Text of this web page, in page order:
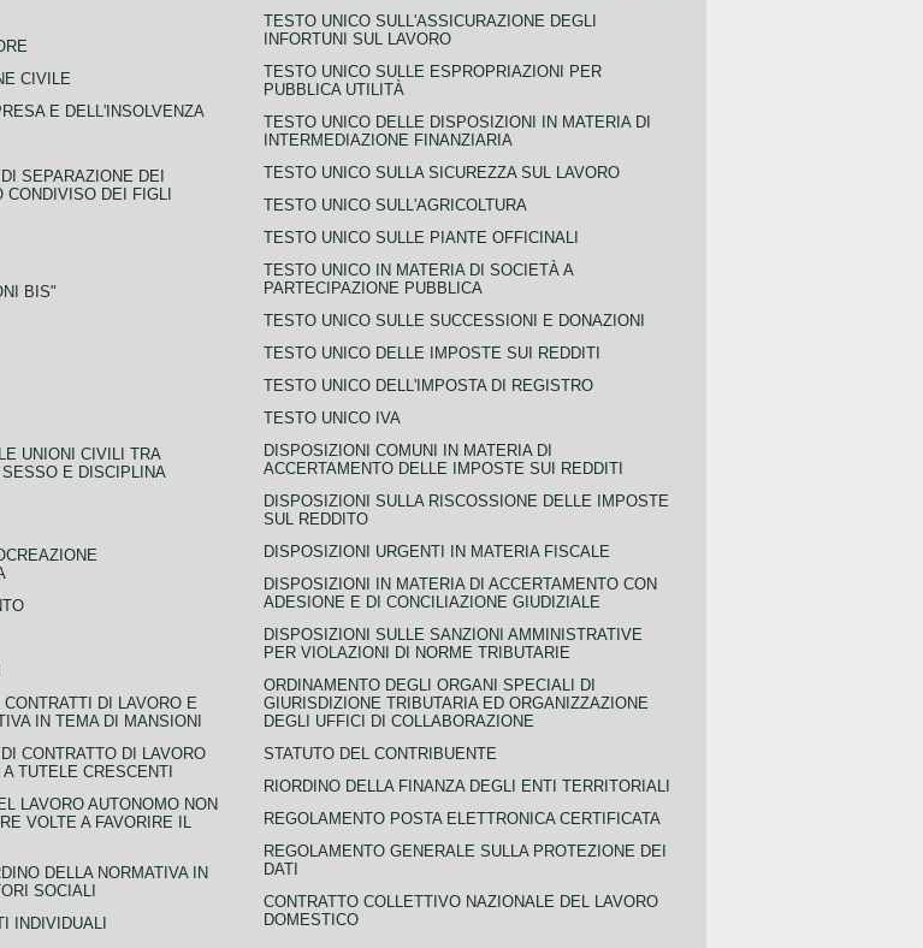
CIVILE
E DELL'INSOLVENZA
SEPARAZIONE DEI
DEI FIGLI
BIS"
UNIONI CIVILI TRA
E DISCIPLINA
DI LAVORO E
IN TEMA DI MANSIONI
CONTRATTO DI LAVORO
TUTELE CRESCENTI
LAVORO AUTONOMO NON
VOLTE A FAVORIRE IL
DELLA NORMATIVA IN
SOCIALI
INDIVIDUALI
TESTO UNICO SULL'ASSICURAZIONE DEGLI
INFORTUNI SUL LAVORO
TESTO UNICO SULLE ESPROPRIAZIONI PER
PUBBLICA UTILITÀ
TESTO UNICO DELLE DISPOSIZIONI IN MATERIA DI
INTERMEDIAZIONE FINANZIARIA
TESTO UNICO SULLA SICUREZZA SUL LAVORO
TESTO UNICO SULL'AGRICOLTURA
TESTO UNICO SULLE PIANTE OFFICINALI
TESTO UNICO IN MATERIA DI SOCIETÀ A
PARTECIPAZIONE PUBBLICA
TESTO UNICO SULLE SUCCESSIONI E DONAZIONI
TESTO UNICO DELLE IMPOSTE SUI REDDITI
TESTO UNICO DELL'IMPOSTA DI REGISTRO
TESTO UNICO IVA
DISPOSIZIONI COMUNI IN MATERIA DI
ACCERTAMENTO DELLE IMPOSTE SUI REDDITI
DISPOSIZIONI SULLA RISCOSSIONE DELLE IMPOSTE
SUL REDDITO
DISPOSIZIONI URGENTI IN MATERIA FISCALE
DISPOSIZIONI IN MATERIA DI ACCERTAMENTO CON
ADESIONE E DI CONCILIAZIONE GIUDIZIALE
DISPOSIZIONI SULLE SANZIONI AMMINISTRATIVE
PER VIOLAZIONI DI NORME TRIBUTARIE
ORDINAMENTO DEGLI ORGANI SPECIALI DI
GIURISDIZIONE TRIBUTARIA ED ORGANIZZAZIONE
DEGLI UFFICI DI COLLABORAZIONE
STATUTO DEL CONTRIBUENTE
RIORDINO DELLA FINANZA DEGLI ENTI TERRITORIALI
REGOLAMENTO POSTA ELETTRONICA CERTIFICATA
REGOLAMENTO GENERALE SULLA PROTEZIONE DEI
DATI
CONTRATTO COLLETTIVO NAZIONALE DEL LAVORO
DOMESTICO